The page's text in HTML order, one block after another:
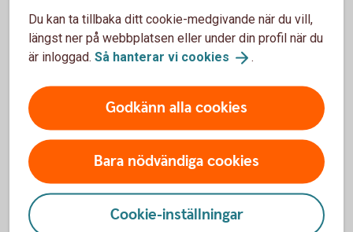
Räkneexempel bolån
Ett lånebelopp på 1 000 000 kronor, till 3,89 %
ränta (3 mån bunden, listränta senast ändrad
2026-05-29), med rak amortering
återbetalningstid 50 år, effektiv ränta: 3,96 % (ej
Nyckelkund 3,96 %).
Du kan ta tillbaka ditt cookie-medgivande när du vill,
längst ner på webbplatsen eller under din profil när du
är inloggad. Så hanterar vi cookies .
Godkänn alla cookies
Bara nödvändiga cookies
Cookie-inställningar